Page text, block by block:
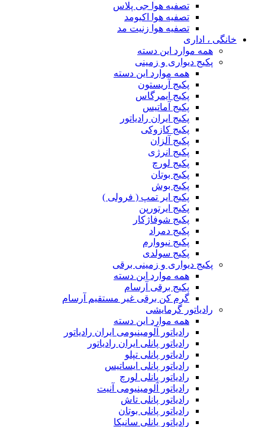
تصفیه هوا جی پلاس
تصفیه هوا اکیومد
تصفیه هوا زنیت مد
خانگی ، اداری
همه موارد این دسته
پکیج دیواری و زمینی
همه موارد این دسته
پکیج آریستون
پکیج ایمرگاس
پکیج آماتیس
پکیج ایران رادیاتور
پکیج کازوکی
پکیج آلزان
پکیج انرژی
پکیج لورچ
پکیج بوتان
پکیج بوش
پکیج ایر تمپ ( فرولی )
پکیج ایرتورپن
پکیج شوفاژکار
پکیج دمراد
پکیج نیووارم
پکیج سولدی
پکیج دیواری و زمینی برقی
همه موارد این دسته
پکیج برقی آرسام
گرم کن برقی غیر مستقیم آرسام
رادیاتور گرمایشی
همه موارد این دسته
رادیاتور آلومینیومی ایران رادیاتور
رادیاتور پانلی ایران رادیاتور
رادیاتور پانلی تپلو
رادیاتور پانلی ایساتیس
رادیاتور پانلی لورچ
رادیاتور آلومینیومی آنیت
رادیاتور پانلی تاش
رادیاتور پانلی بوتان
رادیاتور پانلی سانیکا